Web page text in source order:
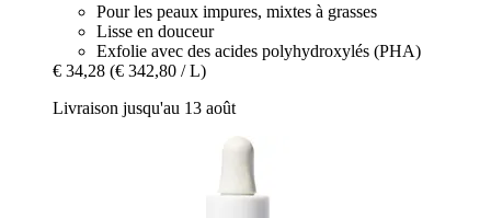
Pour les peaux impures, mixtes à grasses
Lisse en douceur
Exfolie avec des acides polyhydroxylés (PHA)
€ 34,28 (€ 342,80 / L)
Livraison jusqu'au 13 août